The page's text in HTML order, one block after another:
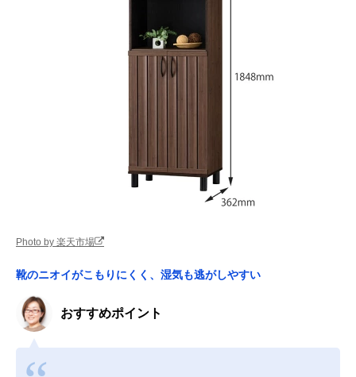
Photo by 楽天市場
靴のニオイがこもりにくく、湿気も逃がしやすい
おすすめポイント